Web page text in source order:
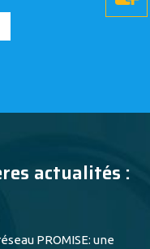
actualités :
PROMISE: une